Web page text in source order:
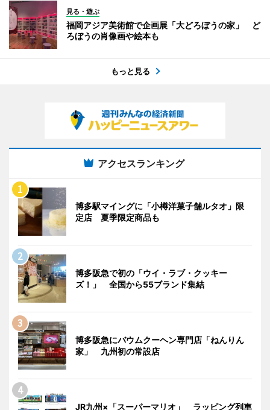
見る・遊ぶ
福岡アジア美術館で企画展「大どろぼうの家」 ど
ろぼうの肖像画や絵本も
もっと見る
アクセスランキング
博多駅マイングに「小樽洋菓子舗ルタオ」限
定店 夏季限定商品も
博多阪急で初の「ウイ・ラブ・クッキー
ズ！」 全国から55ブランド集結
博多阪急にバウムクーヘン専門店「ねんりん
家」 九州初の常設店
JR九州×「スーパーマリオ」 ラッピング列車